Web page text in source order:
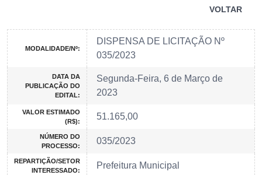
VOLTAR
MODALIDADE/Nº:
DISPENSA DE LICITAÇÃO Nº
035/2023
DATA DA
PUBLICAÇÃO DO
EDITAL:
Segunda-Feira, 6 de Março de
2023
VALOR ESTIMADO
(R$):
51.165,00
NÚMERO DO
PROCESSO:
035/2023
REPARTIÇÃO/SETOR
INTERESSADO:
Prefeitura Municipal